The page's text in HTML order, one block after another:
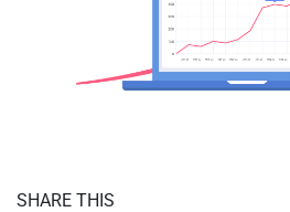
SHARE THIS